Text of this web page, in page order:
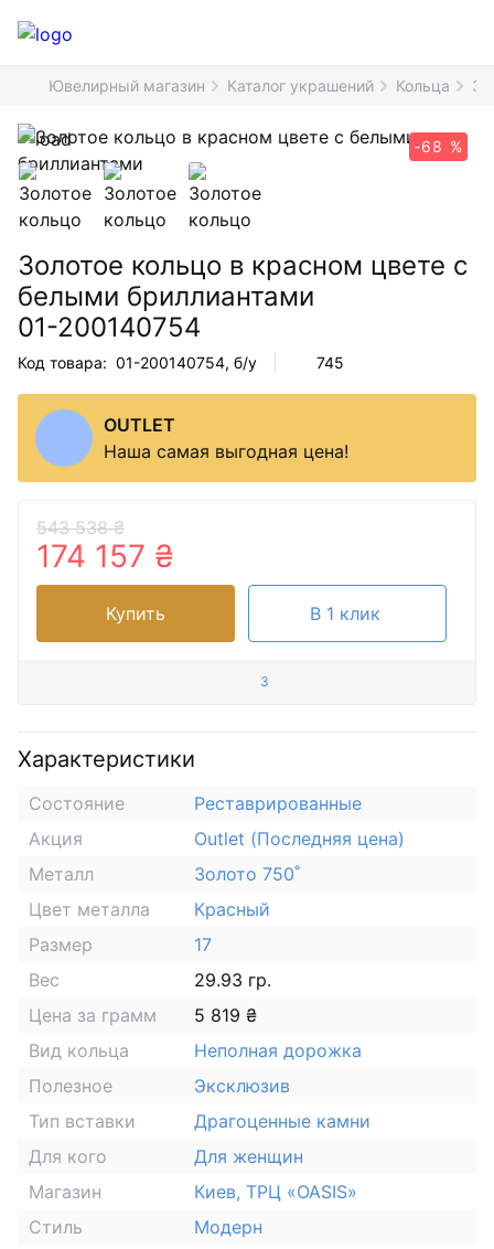
Ювелирный магазин Каталог украшений Кольца
-68 %
Золотое кольцо в красном цвете с
белыми бриллиантами
01-200140754
Код товара: 01-200140754, б/у 745
OUTLET
Наша самая выгодная цена!
543 538 ₴
174 157 ₴
Купить В 1 клик
3
Характеристики
Состояние
Реставрированные
Акция
Outlet (Последняя цена)
Металл
Золото 750˚
Цвет металла
Красный
Размер
17
Вес
29.93 гр.
Цена за грамм
5 819 ₴
Вид кольца
Неполная дорожка
Полезное
Эксклюзив
Тип вставки
Драгоценные камни
Для кого
Для женщин
Магазин
Киев, ТРЦ «OASIS»
Стиль
Модерн